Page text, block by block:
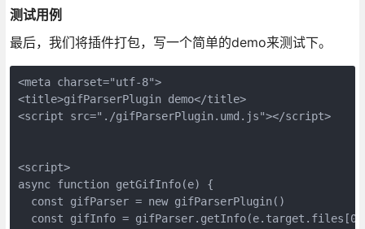
测试用例
最后，我们将插件打包，写一个简单的demo来测试下。
<meta charset="utf-8">
<title>gifParserPlugin demo</title>
<script src="./gifParserPlugin.umd.js"></script>
<script>
async function getGifInfo(e) {
  const gifParser = new gifParserPlugin()
const gifInfo =